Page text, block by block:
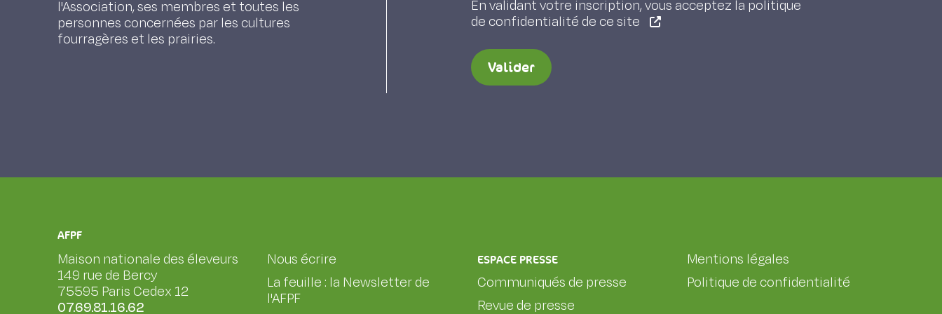
l'Association, ses membres et toutes les
personnes concernées par les cultures
fourragères et les prairies.
En validant votre inscription, vous acceptez la politique
de confidentialité de ce site
Valider
AFPF
Maison nationale des éleveurs
149 rue de Bercy
75595 Paris Cedex 12
07.69.81.16.62
Nous écrire
La feuille : la Newsletter de
l'AFPF
ESPACE PRESSE
Communiqués de presse
Revue de presse
Mentions légales
Politique de confidentialité